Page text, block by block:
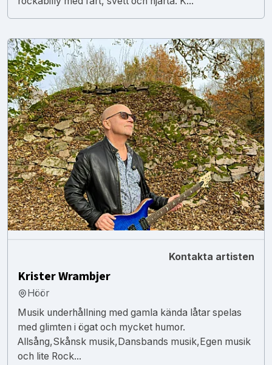
Kontakta artisten
Krister Wrambjer
Höör
Musik underhållning med gamla kända låtar spelas
med glimten i ögat och mycket humor.
Allsång,Skånsk musik,Dansbands musik,Egen musik
och lite Rock...